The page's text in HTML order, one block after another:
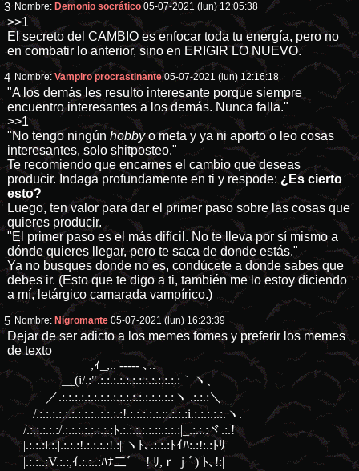
3 Nombre: Demonio socrático 05-07-2021 (lun) 12:05:38
>>1
El secreto del CAMBIO es enfocar toda tu energía, pero no
en combatir lo anterior, sino en ERIGIR LO NUEVO.
4 Nombre:Vampiro procrastinante 05-07-2021 (lun) 12:16:18
"A los demás les resulto interesante porque siempre
encuentro interesantes a los demás. Nunca falla."
>>1
"No tengo ningún hobbyo meta y ya ni aporto o leo cosas
interesantes, solo shitposteo."
Te recomiendo que encarnes el cambio que deseas
producir. Indaga profundamente en ti y respode: ¿Es cierto
esto?
Luego, ten valor para dar el primer paso sobre las cosas que
quieres producir.
"El primer paso es el más difícil. No te lleva por sí mismo a
dónde quieres llegar, pero te saca de donde estás."
Ya no busques donde no es, condúcete a donde sabes que
debes ir. (Esto que te digo a ti, también me lo estoy diciendo
a mí, letárgico camarada vampírico.)
5 Nombre: Nigromante 05-07-2021 (lun) 16:23:39
Dejar de ser adicto a los memes fomes y preferir los memes
de texto
,ｨ_,.. -‐‐-- ､..
__(i/.:".:.:.:.:.:.:.:.:.:.:.:.:.:｀ヽ、
／.:.:.:.:.:.:.:.:.:.:.:.:.:.:.:.:.:.:ヽ .:.:.:＼
/.:.:.:.:.:.:.:.:.:..:.:.:.:!.:.:.:.:.:.::.:.:.:i.:.:.:.:.:.ヽ.
/.:.:.:.:.:/.:.:.:.:.:.:.:.:ﾄ.:.:.:.:.:.::.:.:.:|_.:.:.:ヾ.:.!
|.:.:.:l.:.|.:.:.:!.:.:.:.:!.:| ヽﾄ､.:.:.:ﾄｲﾊ:.:!:.:ﾄﾘ
|.:.:..:V.:.:,ｲ.:.:..:ﾊﾅ二ﾞ ! ﾘ,ｒｊﾞ) ﾄ､!:|